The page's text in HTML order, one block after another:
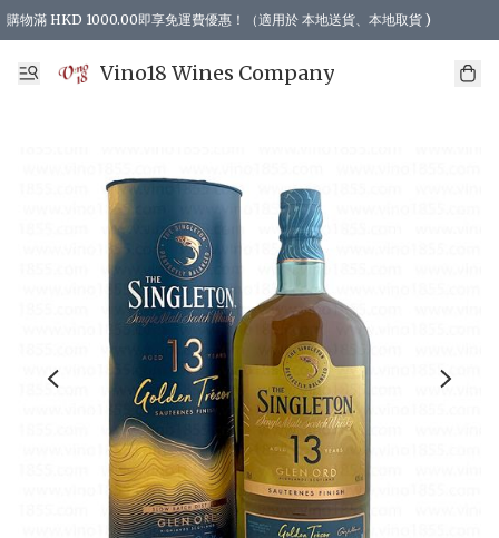
購物滿 HKD 1000.00即享免運費優惠！（適用於 本地送貨、本地取貨 )
Vino18 Wines Company